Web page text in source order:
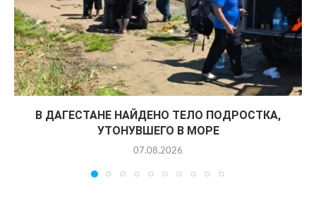
В ДАГЕСТАНЕ НАЙДЕНО ТЕЛО ПОДРОСТКА,
УТОНУВШЕГО В МОРЕ
07.08.2026